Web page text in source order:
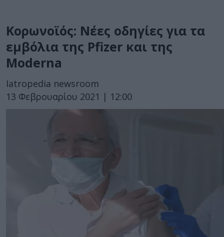
Κορωνοϊός: Νέες οδηγίες για τα
εμβόλια της Pfizer και της
Moderna
Iatropedia newsroom
13 Φεβρουαρίου 2021 | 12:00